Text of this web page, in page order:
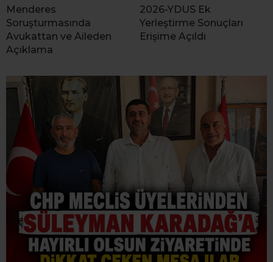
Menderes
Soruşturmasında
Avukattan ve Aileden
Açıklama
2026-YDUS Ek
Yerleştirme Sonuçları
Erişime Açıldı